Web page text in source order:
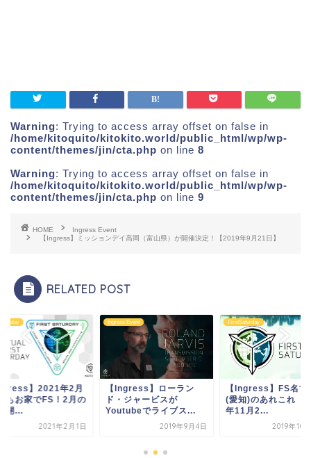
Warning: Trying to access array offset on false in
/home/kitoquito/kitokito.world/public_html/wp/wp-
content/themes/jin/cta.php on line 8
Warning: Trying to access array offset on false in
/home/kitoquito/kitokito.world/public_html/wp/wp-
content/themes/jin/cta.php on line 9
HOME
Ingress Event
【Ingress】ミッションデイ高岡（富山県）が開催決定！【2019年9月21日】
RELATED POST
】2021年2月
もお家でFS！2月の
開...
2021年2月1日
Ingress Event
【Ingress】ローラン
ド・ジャービスが
Youtubeでライブス...
2019年9月4日
FirstSaturday
【Ingress】FS名古
(愛知)のあれこれ【
年11月2...
2019年10